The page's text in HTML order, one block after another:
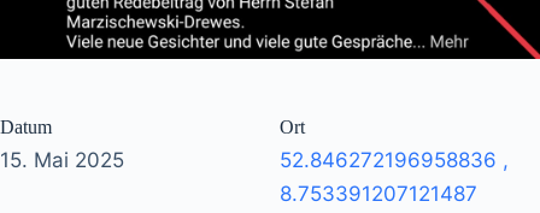
Datum
15. Mai 2025
Ort
52.846272196958836 ,
8.753391207121487